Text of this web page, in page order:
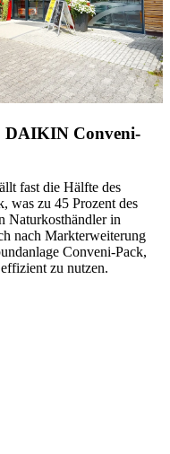
DAIKIN Conveni-
fast die Hälfte des
was zu 45 Prozent des
Naturkosthändler in
nach Markterweiterung
Conveni-Pack,
zu nutzen.